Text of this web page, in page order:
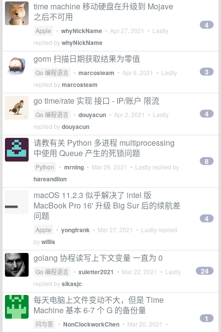
time machine 移动硬盘在升级到 Mojave
之后不可用
Apple • whyNickName • Apr 27, 2021 • Lastly
replied bywhyNickName
4
gorm 扫描日期获取结果为零值
Go 编程语言 • marcosteam • Apr 6, 2021 • Lastly
replied bymarcosteam
3
go time/rate 实现 接口 - IP/账户 限流
Go 编程语言 • douyacun • Apr 2, 2021 • Lastly
replied bydouyacun
4
请教有关 Python 多进程 multiprocessing
中使用 Queue 产生的死锁问题
Python • mrning • Mar 26, 2021 • Lastly replied by
hareandlion
8
macOS 11.2.3 似乎解决了 intel 版
MacBook Pro 16' 升级 Big Sur 后的续航差
问题
Apple • yongfrank • Mar 27, 2021 • Lastly replied
bywillis
4
golang 协程读写上下文变量 一直为 0
Go 编程语言 • xuletter2021 • Mar 22, 2021 • Lastly
replied bysikasjc
24
每天电脑上文件变动不大，但是 Time
Machine 基本 6-7 个 G 的备份量
问与答 • NonClockworkChen • Mar 20, 2021 •
1